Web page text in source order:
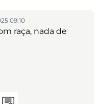
09:10
raça, nada de